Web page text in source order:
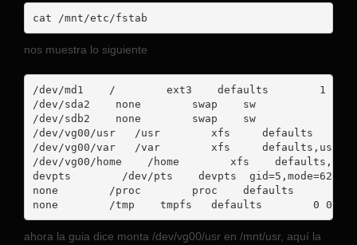
cat /mnt/etc/fstab
nos muestra lo siguiente
/dev/md1    /        ext3    defaults        1 1
/dev/sda2    none        swap    sw
/dev/sdb2    none        swap    sw
/dev/vg00/usr   /usr        xfs     defaults
/dev/vg00/var   /var        xfs
/dev/vg00/home    /home        xfs
devpts        /dev/pts    devpts  gid=5,mode=620
none        /proc        proc    defaults        0
none        /tmp    tmpfs   defaults        0 0
ahora la guia dice monta /dev/vg00/usr en /mnt/usr, aquí la